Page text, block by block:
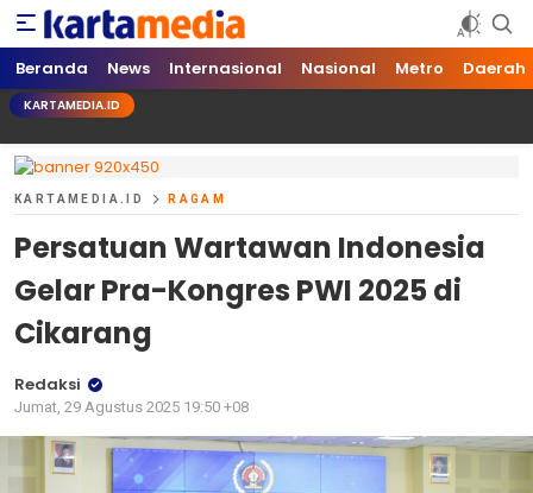
kartamedia.id
Jujur Mengabari
Beranda News Internasional Nasional Metro Daerah
KARTAMEDIA.ID
KARTAMEDIA.ID RAGAM
Persatuan Wartawan Indonesia
Gelar Pra-Kongres PWI 2025 di
Cikarang
Redaksi
Jumat, 29 Agustus 2025 19:50 +08